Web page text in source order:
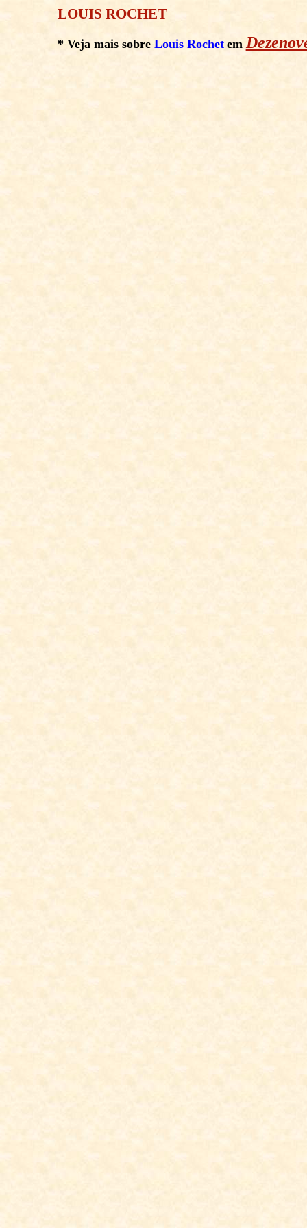
LOUIS ROCHET
* Veja mais sobre Louis Rochet em